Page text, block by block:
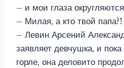
– и мои глаза
– Милая, а кто твой
– Левин Арсений
заявляет девчушка, и
горле, она деловито